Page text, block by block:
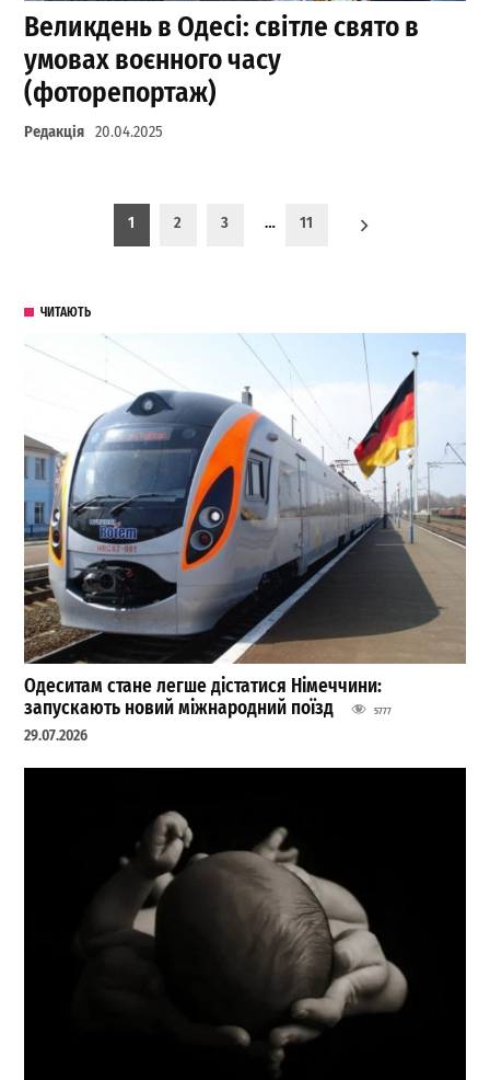
Великдень в Одесі: світле свято в
умовах воєнного часу
(фоторепортаж)
Редакція 20.04.2025
Пагинация записей
1 2 3 … 11
ЧИТАЮТЬ
Одеситам стане легше дістатися Німеччини:
запускають новий міжнародний поїзд
5777
29.07.2026